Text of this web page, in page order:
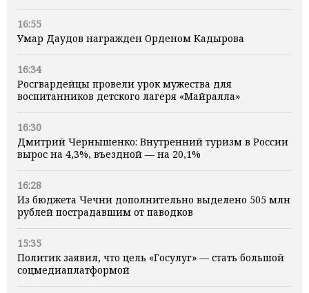
16:55
Умар Даудов награжден Орденом Кадырова
16:34
Росгвардейцы провели урок мужества для
воспитанников детского лагеря «Майралла»
16:30
Дмитрий Чернышенко: Внутренний туризм в России
вырос на 4,3%, въездной — на 20,1%
16:28
Из бюджета Чечни дополнительно выделено 505 млн
рублей пострадавшим от паводков
15:35
Политик заявил, что цель «Госулуг» — стать большой
соцмедиаплатформой